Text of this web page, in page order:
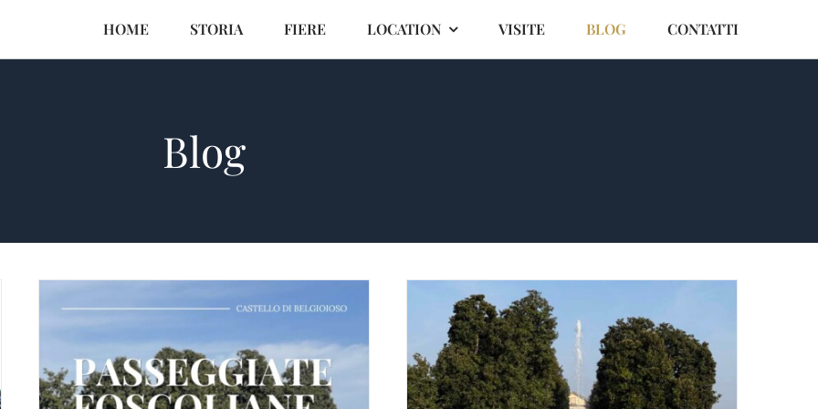
HOME STORIA FIERE LOCATION VISITE BLOG CONTATTI
Blog
La primavera 2026 al Castello inizia